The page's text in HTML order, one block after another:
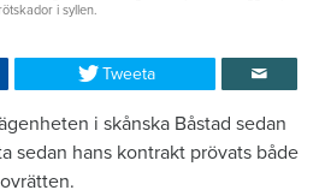
i syllen.
Tweeta
i skånska Båstad sedan
sedan hans kontrakt prövats både